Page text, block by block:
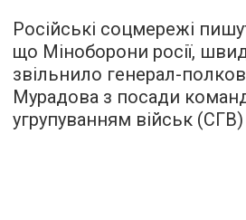
Російські соцмережі
що Міноборони росії,
звільнило генерал-
Мурадова з посади
угрупуванням військ (СГВ)